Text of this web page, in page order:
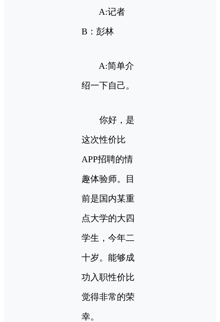
A:记者
B：彭林
A:简单介
绍一下自己。
你好，是
这次性价比
APP招聘的情
趣体验师。目
前是国内某重
点大学的大四
学生，今年二
十岁。能够成
功入职性价比
觉得非常的荣
幸。